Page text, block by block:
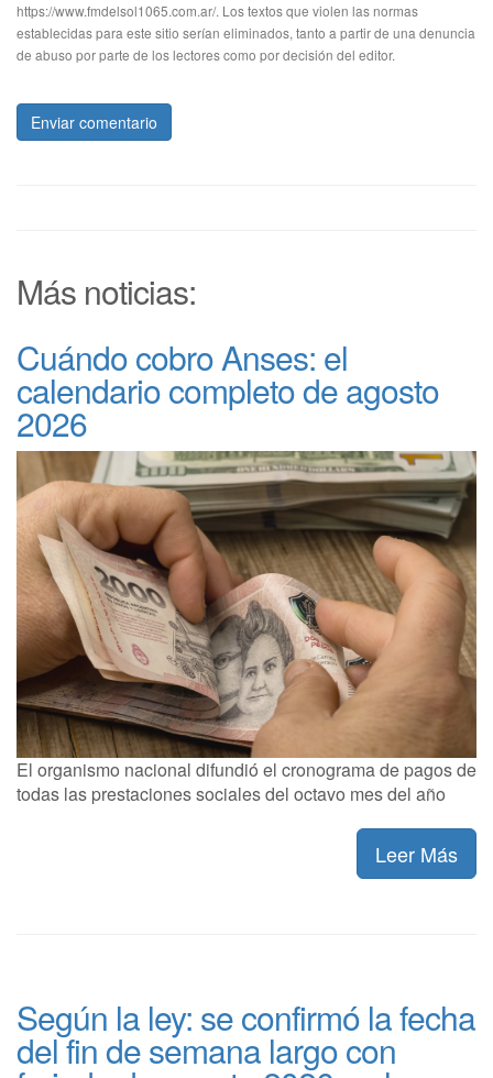
https://www.fmdelsol1065.com.ar/. Los textos que violen las normas
establecidas para este sitio serían eliminados, tanto a partir de una denuncia
de abuso por parte de los lectores como por decisión del editor.
Enviar comentario
Más noticias:
Cuándo cobro Anses: el
calendario completo de agosto
2026
El organismo nacional difundió el cronograma de pagos de
todas las prestaciones sociales del octavo mes del año
Leer Más
Según la ley: se confirmó la fecha
del fin de semana largo con